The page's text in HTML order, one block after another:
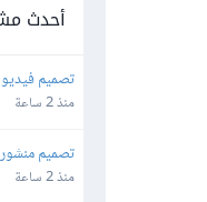
أحدث
تصميم فيديو
منذ 2 ساعة
تصميم
منذ 2 ساعة